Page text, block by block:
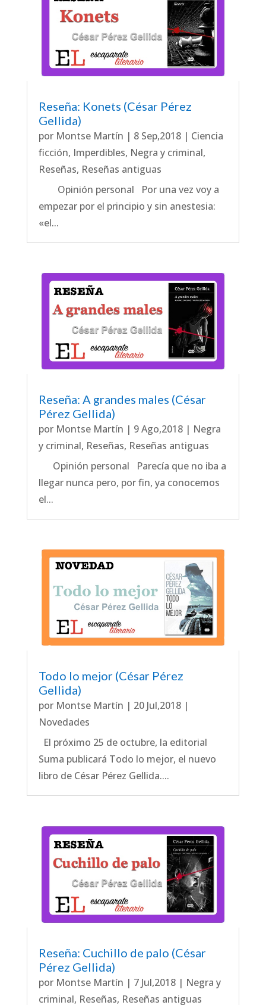
Reseña: Konets (César Pérez
Gellida)
por Montse Martín | 8 Sep,2018| Ciencia
ficción, Imperdibles, Negra y criminal,
Reseñas, Reseñas antiguas
Opinión personal Por una vez voy a
empezar por el principio y sin anestesia:
«el...
Reseña: A grandes males (César
Pérez Gellida)
por Montse Martín | 9 Ago,2018| Negra
y criminal, Reseñas, Reseñas antiguas
Opinión personal Parecía que no iba a
llegar nunca pero, por fin, ya conocemos
el...
Todo lo mejor (César Pérez
Gellida)
por Montse Martín | 20 Jul,2018|
Novedades
El próximo 25 de octubre, la editorial
Suma publicará Todo lo mejor, el nuevo
libro de César Pérez Gellida....
Reseña: Cuchillo de palo (César
Pérez Gellida)
por Montse Martín | 7 Jul,2018| Negra y
criminal, Reseñas, Reseñas antiguas